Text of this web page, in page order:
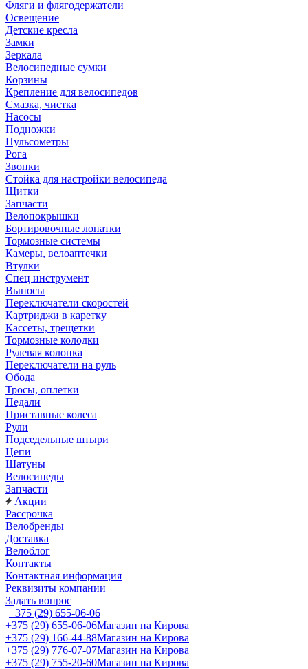
Фляги и флягодержатели
Освещение
Детские кресла
Замки
Зеркала
Велосипедные сумки
Корзины
Крепление для велосипедов
Смазка, чистка
Насосы
Подножки
Пульсометры
Рога
Звонки
Стойка для настройки велосипеда
Щитки
Запчасти
Велопокрышки
Бортировочные лопатки
Тормозные системы
Камеры, велоаптечки
Втулки
Спец инструмент
Выносы
Переключатели скоростей
Картриджи в каретку
Кассеты, трещетки
Тормозные колодки
Рулевая колонка
Переключатели на руль
Обода
Тросы, оплетки
Педали
Приставные колеса
Рули
Подседельные штыри
Цепи
Шатуны
Велосипеды
Запчасти
Акции
Рассрочка
Велобренды
Доставка
Велоблог
Контакты
Контактная информация
Реквизиты компании
Задать вопрос
+375 (29) 655-06-06
+375 (29) 655-06-06Магазин на Кирова
+375 (29) 166-44-88Магазин на Кирова
+375 (29) 776-07-07Магазин на Кирова
+375 (29) 755-20-60Магазин на Кирова